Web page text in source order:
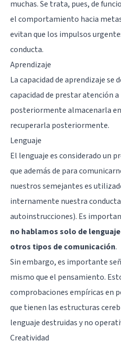
muchas. Se trata, pues, de
el comportamiento hacia
evitan que los impulsos
conducta.
Aprendizaje
Lacapacidad de aprendizajese
capacidad de prestar atención
posteriormente almacenarla
recuperarla posteriormente.
Lenguaje
El lenguaje es considerado un
que además de para
nuestros semejantes es
internamente nuestra
autoinstrucciones). Es
no hablamos solo de
otros tipos de comunicación.
Sin embargo, es importante
mismo que el pensamiento.
comprobaciones empíricas en
que tienen las estructuras
lenguaje destruidas y no
Creatividad